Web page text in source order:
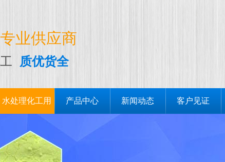
业供应商
质优货全
水处理化工用 产品中心 新闻动态 客户见证